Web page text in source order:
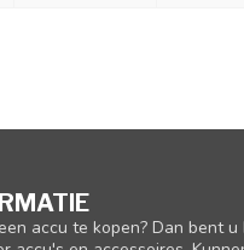
accu te kopen? Dan bent